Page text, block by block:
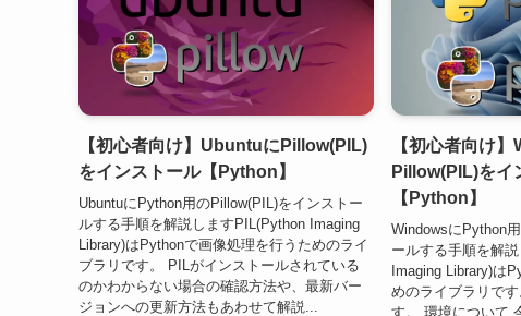
【初心者向け】UbuntuにPillow(PIL)
をインストール【Python】
UbuntuにPython用のPillow(PIL)をインストー
ルする手順を解説しますPIL(Python Imaging
Library)はPythonで画像処理を行うためのライ
ブラリです。 PILがインストールされている
のかわからない場合の確認方法や、最新バー
ジョンへの更新方法もあわせて解説...
【初心者向け
Pillow(PIL)をイ
【Python】
WindowsにPython
ールする手順を解
Imaging Library)は
めのライブラリで
す。 環境について